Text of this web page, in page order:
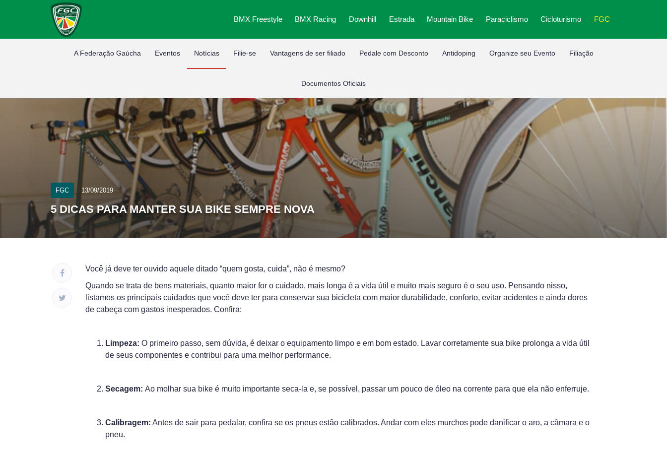
BMX Freestyle BMX Racing Downhill Estrada Mountain Bike Paraciclismo Cicloturismo FGC
A Federação Gaúcha Eventos Notícias Filie-se Vantagens de ser filiado Pedale com Desconto Antidoping Organize seu Evento Filiação
Documentos Oficiais
FGC 13/09/2019
5 DICAS PARA MANTER SUA BIKE SEMPRE NOVA
Você já deve ter ouvido aquele ditado “quem gosta, cuida”, não é mesmo?
Quando se trata de bens materiais, quanto maior for o cuidado, mais longa é a vida útil e muito mais seguro é o seu uso. Pensando nisso,
listamos os principais cuidados que você deve ter para conservar sua bicicleta com maior durabilidade, conforto, evitar acidentes e ainda dores
de cabeça com gastos inesperados. Confira:
Limpeza: O primeiro passo, sem dúvida, é deixar o equipamento limpo e em bom estado. Lavar corretamente sua bike prolonga a vida útil
de seus componentes e contribui para uma melhor performance.
Secagem: Ao molhar sua bike é muito importante seca-la e, se possível, passar um pouco de óleo na corrente para que ela não enferruje.
Calibragem: Antes de sair para pedalar, confira se os pneus estão calibrados. Andar com eles murchos pode danificar o aro, a câmara e o
pneu.